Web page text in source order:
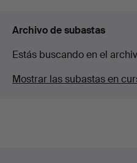
Archivo de subastas
Estás buscando en el
Mostrar las subastas en